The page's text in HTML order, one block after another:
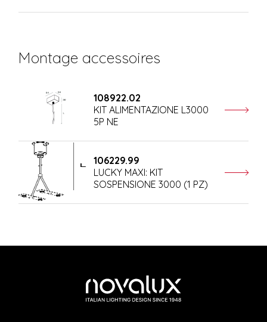
Montage accessoires
108922.02
KIT ALIMENTAZIONE L3000
5P NE
106229.99
LUCKY MAXI: KIT
SOSPENSIONE 3000 (1 PZ)